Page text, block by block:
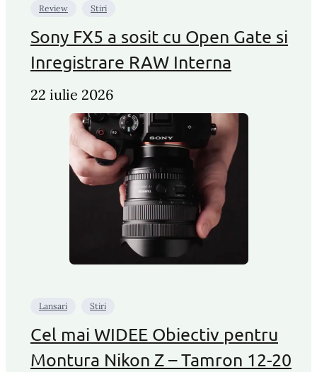
Review Stiri
Sony FX5 a sosit cu Open Gate si
Inregistrare RAW Interna
22 iulie 2026
Lansari Stiri
Cel mai WIDEE Obiectiv pentru
Montura Nikon Z – Tamron 12-20